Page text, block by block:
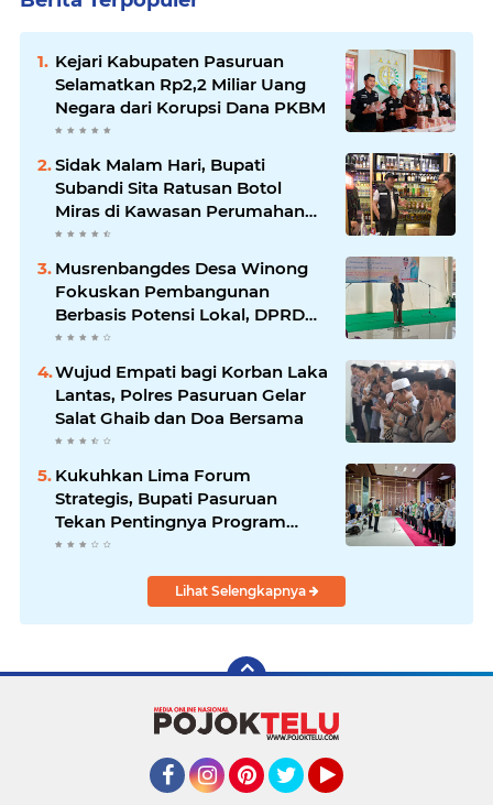
Kejari Kabupaten Pasuruan
Selamatkan Rp2,2 Miliar Uang
Negara dari Korupsi Dana PKBM
Sidak Malam Hari, Bupati
Subandi Sita Ratusan Botol
Miras di Kawasan Perumahan
Sidoarjo
Musrenbangdes Desa Winong
Fokuskan Pembangunan
Berbasis Potensi Lokal, DPRD
Optimistis Meski Dihantam
Efisiensi Anggaran
Wujud Empati bagi Korban Laka
Lantas, Polres Pasuruan Gelar
Salat Ghaib dan Doa Bersama
Kukuhkan Lima Forum
Strategis, Bupati Pasuruan
Tekan Pentingnya Program
Nyata untuk Rakyat
Lihat Selengkapnya